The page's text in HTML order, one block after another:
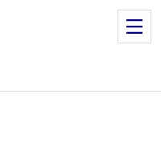
de production